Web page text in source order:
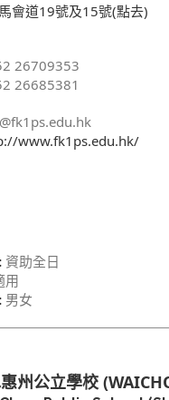
會道19號及15號(點去)
26709353
26685381
www.fk1ps.edu.hk/
資助全日
用
男女
州公立學校